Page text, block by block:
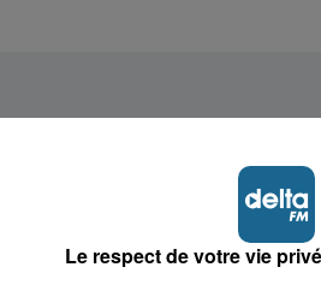
Le respect de votre vie